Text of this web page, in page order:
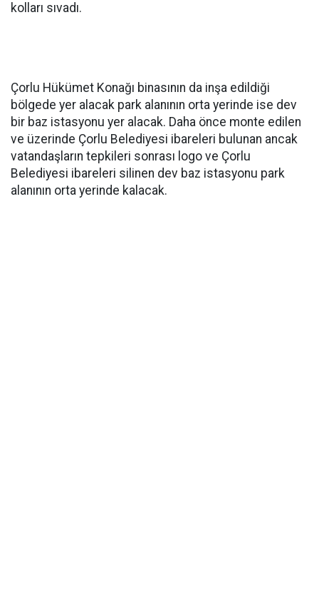
kolları sıvadı.
Çorlu Hükümet Konağı binasının da inşa edildiği
bölgede yer alacak park alanının orta yerinde ise dev
bir baz istasyonu yer alacak. Daha önce monte edilen
ve üzerinde Çorlu Belediyesi ibareleri bulunan ancak
vatandaşların tepkileri sonrası logo ve Çorlu
Belediyesi ibareleri silinen dev baz istasyonu park
alanının orta yerinde kalacak.